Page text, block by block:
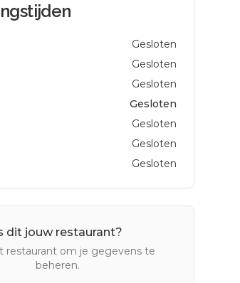
Gesloten
Gesloten
Gesloten
Gesloten
Gesloten
Gesloten
Gesloten
dit jouw restaurant?
restaurant om je gegevens te
beheren.